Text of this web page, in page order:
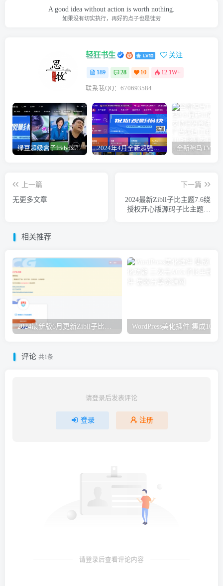
A good idea without action is worth nothing.
如果没有切实执行，再好的点子也是徒劳
轻狂书生 关注
189 28 10 12.1W+
联系我QQ：670693584
绿豆超级盒子itvboxfast影视APP双端源码 TV+手机双端 支持直播/后台管理仓库/会员系统/卡密系统/批量生成账号 自动换源 集成免签约支付系统 2024年4月全新超强版本itvboxfast影视APP源码 TV+手机双端源码 新增超多功能tvbox二开如意版影视APP源码 修复N多bug-1.51已更新至最新1.51版本
上一篇
无更多文章
下一篇
2024最新Zibll子比主题7.6绕
授权开心版源码子比主题破
相关推荐
评论 共1条
请登录后发表评论
登录 注册
请登录后查看评论内容